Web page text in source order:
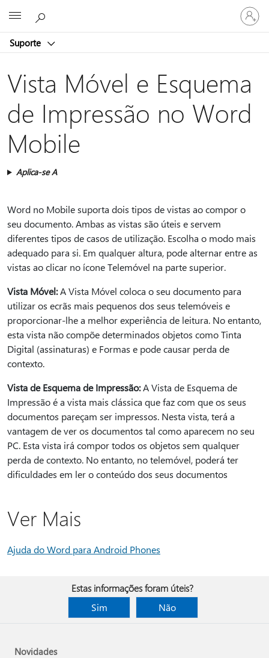
Suporte
Iniciar
sessão
na
Vista Móvel e Esquema
de Impressão no Word
Mobile
Aplica-se A
Word no Mobile suporta dois tipos de vistas ao compor o
seu documento. Ambas as vistas são úteis e servem
diferentes tipos de casos de utilização. Escolha o modo mais
adequado para si. Em qualquer altura, pode alternar entre as
vistas ao clicar no ícone Telemóvel na parte superior.
Vista Móvel:A Vista Móvel coloca o seu documento para
utilizar os ecrãs mais pequenos dos seus telemóveis e
proporcionar-lhe a melhor experiência de leitura. No entanto,
esta vista não compõe determinados objetos como Tinta
Digital (assinaturas) e Formas e pode causar perda de
contexto.
Vista de Esquema de Impressão:A Vista de Esquema de
Impressão é a vista mais clássica que faz com que os seus
documentos pareçam ser impressos. Nesta vista, terá a
vantagem de ver os documentos tal como aparecem no seu
PC. Esta vista irá compor todos os objetos sem qualquer
perda de contexto. No entanto, no telemóvel, poderá ter
dificuldades em ler o conteúdo dos seus documentos
Ver Mais
Ajuda do Word para Android Phones
Estas informações foram úteis?
Sim
Não
Novidades